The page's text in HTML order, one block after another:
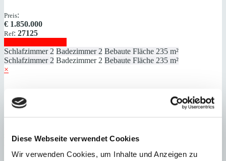
Diese Webseite verwendet Cookies
Wir verwenden Cookies, um Inhalte und Anzeigen zu
Preis:
€ 1.850.000
Ref: 27125
Schlafzimmer 2 Badezimmer 2 Bebaute Fläche 235 m²
Schlafzimmer 2 Badezimmer 2 Bebaute Fläche 235 m²
×
Camp de Mar Einmaliges Grundstück mit genehmigtem Projekt in 1.
Meereslinie